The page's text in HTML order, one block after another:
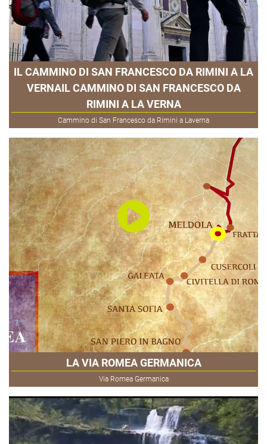
IL CAMMINO DI SAN FRANCESCO DA RIMINI A LA
VERNAIL CAMMINO DI SAN FRANCESCO DA
RIMINI A LA VERNA
Cammino di San Francesco da Rimini a Laverna
LA VIA ROMEA GERMANICA
Via Romea Germanica